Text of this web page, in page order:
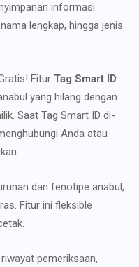
informasi
lengkap, hingga jenis
Fitur Tag Smart ID
yang hilang dengan
Saat Tag Smart ID di-
Anda atau
dan fenotipe anabul,
Fitur ini fleksible
pemeriksaan,